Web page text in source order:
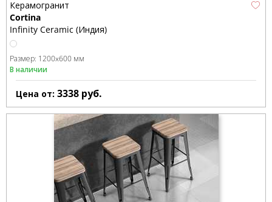
Керамогранит
Cortina
Infinity Ceramic (Индия)
Размер: 1200x600 мм
В наличии
Цена от: 3338 руб.